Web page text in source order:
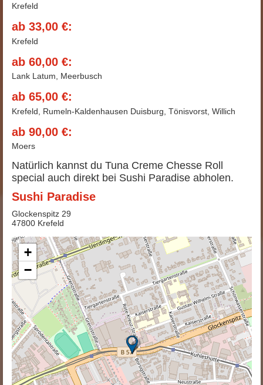
Krefeld
ab 33,00 €:
Krefeld
ab 60,00 €:
Lank Latum, Meerbusch
ab 65,00 €:
Krefeld, Rumeln-Kaldenhausen Duisburg, Tönisvorst, Willich
ab 90,00 €:
Moers
Natürlich kannst du Tuna Creme Chesse Roll
special auch direkt bei Sushi Paradise abholen.
Sushi Paradise
Glockenspitz 29
47800 Krefeld
+
−